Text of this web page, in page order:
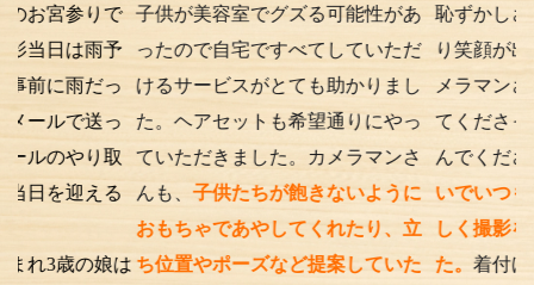
りで
雨予
だっ
送っ
り取
る
娘は
子供が美容室でグズる可能性があ
ったので自宅ですべてしていただ
けるサービスがとても助かりまし
た。ヘアセットも希望通りにやっ
ていただきました。カメラマンさ
んも、子供たちが飽きないように
おもちゃであやしてくれたり、立
ち位置やポーズなど提案していた
恥ずかしさから最初
り笑顔が出ない子供
メラマンさんが根気
てくださったり落ち
んでくださったり、
いでいつもの笑顔が
しく撮影を行うこと
た。着付けとアテン